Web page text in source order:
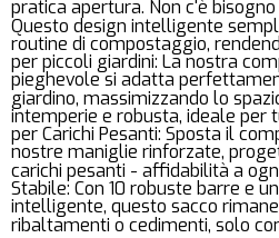
pratica apertura. Non c'è
Questo design intelligente
routine di compostaggio,
per piccoli giardini: La nostra
pieghevole si adatta
giardino, massimizzando lo
intemperie e robusta, ideale per
per Carichi Pesanti: Sposta il
nostre maniglie rinforzate,
carichi pesanti - affidabilità a
Stabile: Con 10 robuste barre e
intelligente, questo sacco
ribaltamenti o cedimenti, solo